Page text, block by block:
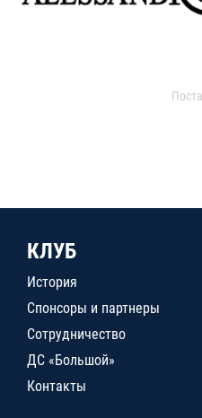
КЛУБ
История
Спонсоры и партнеры
Сотрудничество
ДС «Большой»
Контакты